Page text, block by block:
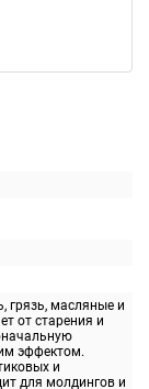
грязь, масляные и
от старения и
эффектом.
и
для молдингов и